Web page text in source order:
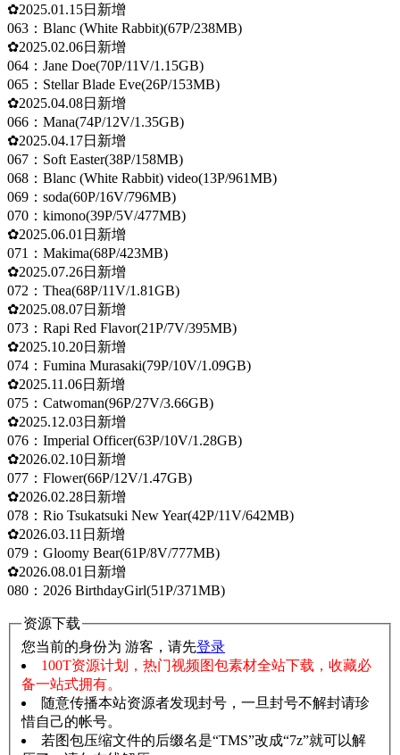
✿2025.01.15日新增
063：Blanc (White Rabbit)(67P/238MB)
✿2025.02.06日新增
064：Jane Doe(70P/11V/1.15GB)
065：Stellar Blade Eve(26P/153MB)
✿2025.04.08日新增
066：Mana(74P/12V/1.35GB)
✿2025.04.17日新增
067：Soft Easter(38P/158MB)
068：Blanc (White Rabbit) video(13P/961MB)
069：soda(60P/16V/796MB)
070：kimono(39P/5V/477MB)
✿2025.06.01日新增
071：Makima(68P/423MB)
✿2025.07.26日新增
072：Thea(68P/11V/1.81GB)
✿2025.08.07日新增
073：Rapi Red Flavor(21P/7V/395MB)
✿2025.10.20日新增
074：Fumina Murasaki(79P/10V/1.09GB)
✿2025.11.06日新增
075：Catwoman(96P/27V/3.66GB)
✿2025.12.03日新增
076：Imperial Officer(63P/10V/1.28GB)
✿2026.02.10日新增
077：Flower(66P/12V/1.47GB)
✿2026.02.28日新增
078：Rio Tsukatsuki New Year(42P/11V/642MB)
✿2026.03.11日新增
079：Gloomy Bear(61P/8V/777MB)
✿2026.08.01日新增
080：2026 BirthdayGirl(51P/371MB)
资源下载
您当前的身份为 游客，请先登录
100T资源计划，热门视频图包素材全站下载，收藏必
备一站式拥有。
随意传播本站资源者发现封号，一旦封号不解封请珍
惜自己的帐号。
若图包压缩文件的后缀名是“TMS”改成“7z”就可以解